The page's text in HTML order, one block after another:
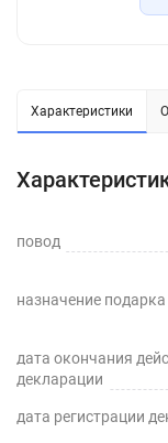
подложки
надежно
не требует
вытиранию. В
легкий запах,
Размер ПВХ
см - для
Вы можете
Приятных
Характеристики
повод
назначение подарка
дата окончания
декларации
дата регистрации